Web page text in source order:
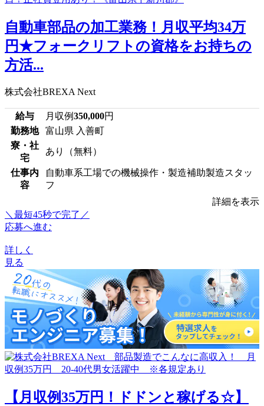
自動車部品の加工業務！月収平均34万
円★フォークリフトの資格をお持ちの
方活...
株式会社BREXA Next
給与 月収例350,000円
勤務地
富山県 入善町
寮・社
宅
あり（無料）
仕事内
容
自動車系工場での機械操作・製造補助製造スタッ
フ
詳細を表示
＼最短45秒で完了／
応募へ進む
詳しく
見る
【月収例35万円！ドドンと稼げる☆】